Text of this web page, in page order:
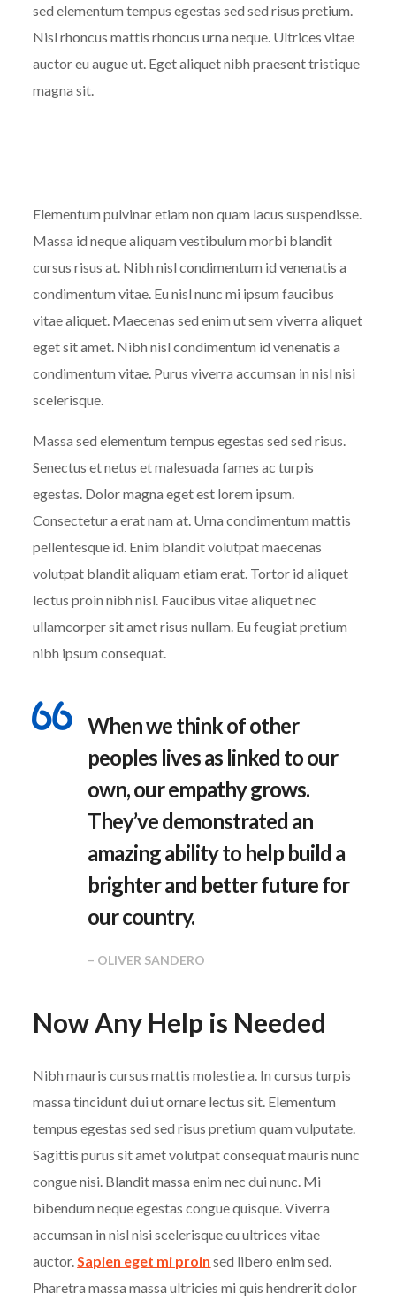
sed elementum tempus egestas sed sed risus pretium.
Nisl rhoncus mattis rhoncus urna neque. Ultrices vitae
auctor eu augue ut. Eget aliquet nibh praesent tristique
magna sit.
Elementum pulvinar etiam non quam lacus suspendisse.
Massa id neque aliquam vestibulum morbi blandit
cursus risus at. Nibh nisl condimentum id venenatis a
condimentum vitae. Eu nisl nunc mi ipsum faucibus
vitae aliquet. Maecenas sed enim ut sem viverra aliquet
eget sit amet. Nibh nisl condimentum id venenatis a
condimentum vitae. Purus viverra accumsan in nisl nisi
scelerisque.
Massa sed elementum tempus egestas sed sed risus.
Senectus et netus et malesuada fames ac turpis
egestas. Dolor magna eget est lorem ipsum.
Consectetur a erat nam at. Urna condimentum mattis
pellentesque id. Enim blandit volutpat maecenas
volutpat blandit aliquam etiam erat. Tortor id aliquet
lectus proin nibh nisl. Faucibus vitae aliquet nec
ullamcorper sit amet risus nullam. Eu feugiat pretium
nibh ipsum consequat.
When we think of other
peoples lives as linked to our
own, our empathy grows.
They’ve demonstrated an
amazing ability to help build a
brighter and better future for
our country.
– OLIVER SANDERO
Now Any Help is Needed
Nibh mauris cursus mattis molestie a. In cursus turpis
massa tincidunt dui ut ornare lectus sit. Elementum
tempus egestas sed sed risus pretium quam vulputate.
Sagittis purus sit amet volutpat consequat mauris nunc
congue nisi. Blandit massa enim nec dui nunc. Mi
bibendum neque egestas congue quisque. Viverra
accumsan in nisl nisi scelerisque eu ultrices vitae
auctor.Sapien eget mi proin sed libero enim sed.
Pharetra massa massa ultricies mi quis hendrerit dolor